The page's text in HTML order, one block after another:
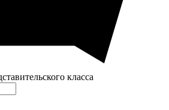
класса